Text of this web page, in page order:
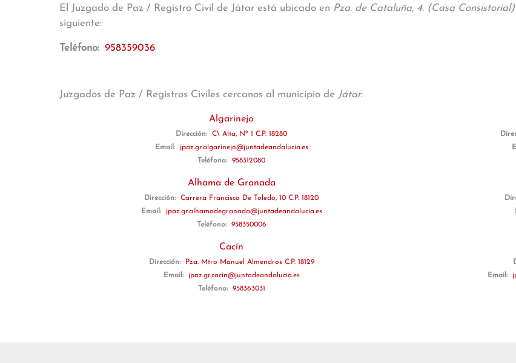
El Juzgado de Paz / Registro Civil de Játar está ubicado en Pza. de Cataluña, 4. (Casa Consistorial)
siguiente:
Teléfono: 958359036
Juzgados de Paz / Registros Civiles cercanos al municipio de Játar:
Algarinejo
Dirección:
C\ Alta, Nº 1 C.P. 18280
Email:
jpaz.gr.algarinejo@juntadeandalucia.es
Teléfono:
958312080
Alhama de Granada
Dirección:
Carrera Francisco De Toledo, 10 C.P. 18120
Email:
jpaz.gr.alhamadegranada@juntadeandalucia.es
Teléfono:
958350006
Cacín
Dirección:
Pza. Mtro Manuel Almendros C.P. 18129
Email:
jpaz.gr.cacin@juntadeandalucia.es
Teléfono:
958363031
Email: